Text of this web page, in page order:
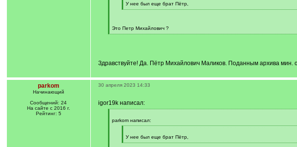
q
]
У нее был еще брат Пётр,
[
Это Петр Михайлович ?
[
Здравствуйте! Да. Пётр Михайлович Маликов. Поданным архива мин.
parkom
Начинающий
Сообщений: 24
На сайте с 2016 г.
Рейтинг: 5
30 апреля 2023 14:33
igor19k написал:
q
parkom написал:
q
]
У нее был еще брат Пётр,
[